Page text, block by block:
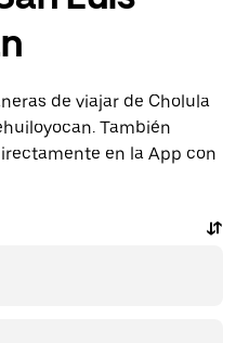
de viajar de Cholula
También
en la App con